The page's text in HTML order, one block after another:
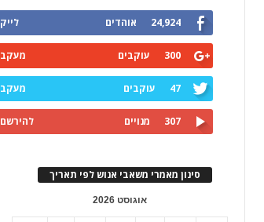
24,924 אוהדים לייק
300 עוקבים מעקב
47 עוקבים מעקב
307 מנויים להירשם
סינון מאמרי משאבי אנוש לפי תאריך
אוגוסט 2026